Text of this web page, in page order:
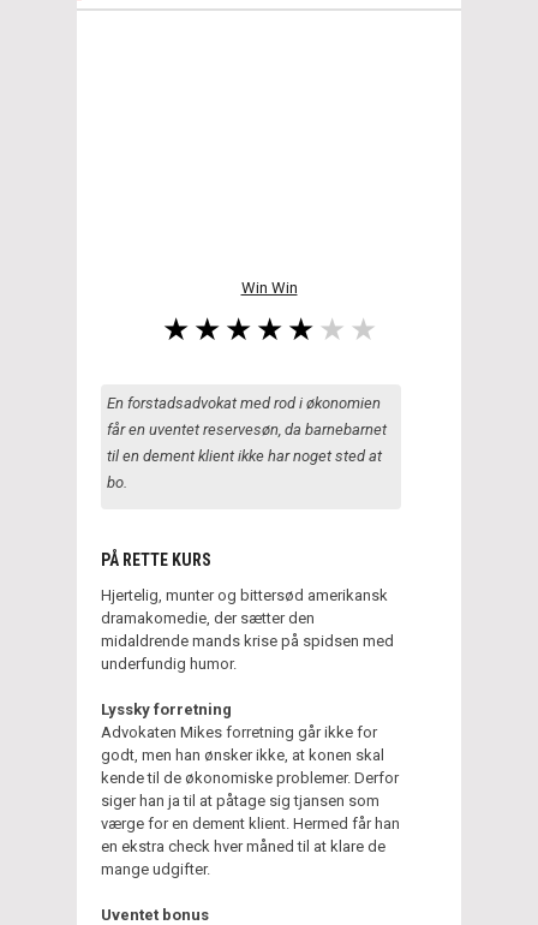
Win Win
En forstadsadvokat med rod i økonomien
får en uventet reservesøn, da barnebarnet
til en dement klient ikke har noget sted at
bo.
PÅ RETTE KURS
Hjertelig, munter og bittersød amerikansk
dramakomedie, der sætter den
midaldrende mands krise på spidsen med
underfundig humor.
Lyssky forretning
Advokaten Mikes forretning går ikke for
godt, men han ønsker ikke, at konen skal
kende til de økonomiske problemer. Derfor
siger han ja til at påtage sig tjansen som
værge for en dement klient. Hermed får han
en ekstra check hver måned til at klare de
mange udgifter.
Uventet bonus